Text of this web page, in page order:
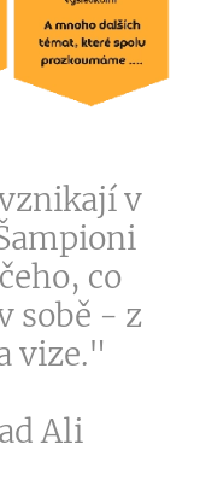
v
co
sobě - z
vize."
Ali